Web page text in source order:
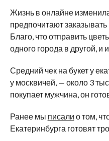
Жизнь в онлайне
предпочитают заказывать
Благо, что отправить
одного города в другой, и
Средний чек на букет у
у москвичей, — около 3
покупает мужчина, он
Ранее мы писали о том,
Екатеринбурга готовят